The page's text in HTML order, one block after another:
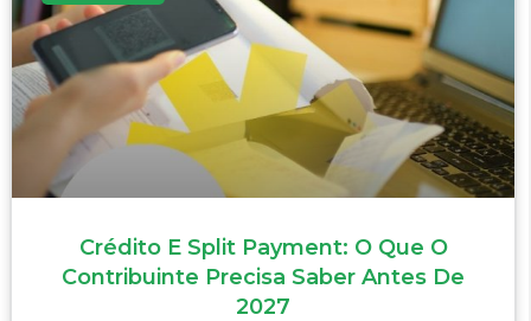
Crédito E Split Payment: O Que O
Contribuinte Precisa Saber Antes De
2027